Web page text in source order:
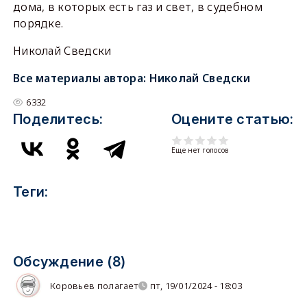
дома, в которых есть газ и свет, в судебном
порядке.
Николай Сведски
Все материалы автора: Николай Сведски
6332
Поделитесь: Оцените статью:
Еще нет голосов
Теги:
Обсуждение (8)
Коровьев полагает пт, 19/01/2024 - 18:03